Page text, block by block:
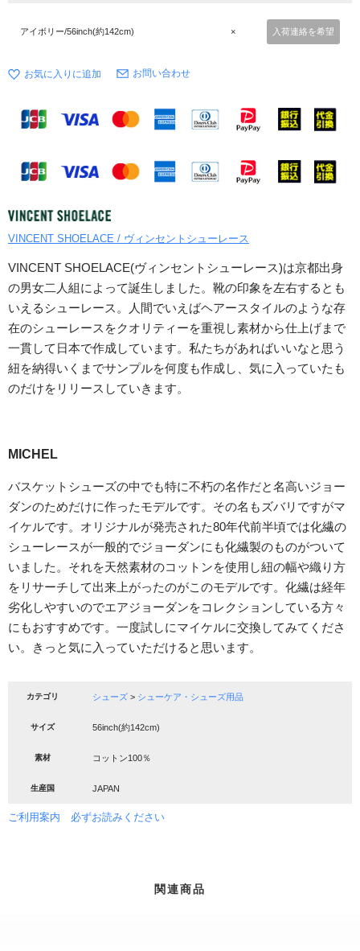
アイボリー/56inch(約142cm) × 入荷連絡を希望
お問い合わせ
VINCENT SHOELACE / ヴィンセントシューレース
VINCENT SHOELACE(ヴィンセントシューレース)は京都出身
の男女二人組によって誕生しました。靴の印象を左右するとも
いえるシューレース。人間でいえばヘアースタイルのような存
在のシューレースをクオリティーを重視し素材から仕上げまで
一貫して日本で作成しています。私たちがあればいいなと思う
紐を納得いくまでサンプルを何度も作成し、気に入っていたも
のだけをリリースしていきます。
MICHEL
バスケットシューズの中でも特に不朽の名作だと名高いジョー
ダンのためだけに作ったモデルです。その名もズバリですがマ
イケルです。オリジナルが発売された80年代前半頃では化繊の
シューレースが一般的でジョーダンにも化繊製のものがついて
いました。それを天然素材のコットンを使用し紐の幅や織り方
をリサーチして出来上がったのがこのモデルです。化繊は経年
劣化しやすいのでエアジョーダンをコレクションしている方々
にもおすすめです。一度試しにマイケルに交換してみてくださ
い。きっと気に入っていただけると思います。
カテゴリ シューズ > シューケア・シューズ用品
サイズ 56inch(約142cm)
素材 コットン100％
生産国 JAPAN
ご利用案内 必ずお読みください
関連商品